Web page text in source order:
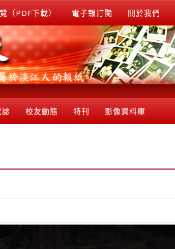
（PDF下載） 電子報訂閱 關於我們
校友動態 特刊 影像資料庫